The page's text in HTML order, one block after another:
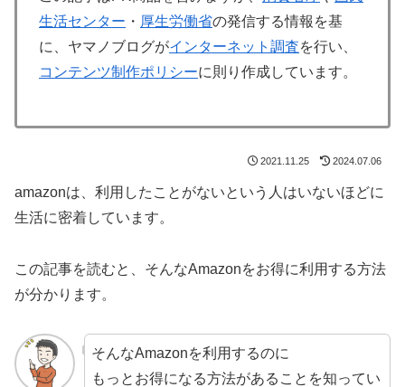
生活センター ・ 厚生労働省の発信する情報を基
に、ヤマノブログがインターネット調査を行い、
コンテンツ制作ポリシーに則り作成しています。
2021.11.25 2024.07.06
amazonは、利用したことがないという人はいないほどに
生活に密着しています。
この記事を読むと、そんなAmazonをお得に利用する方法
が分かります。
そんなAmazonを利用するのに
もっとお得になる方法があることを知ってい